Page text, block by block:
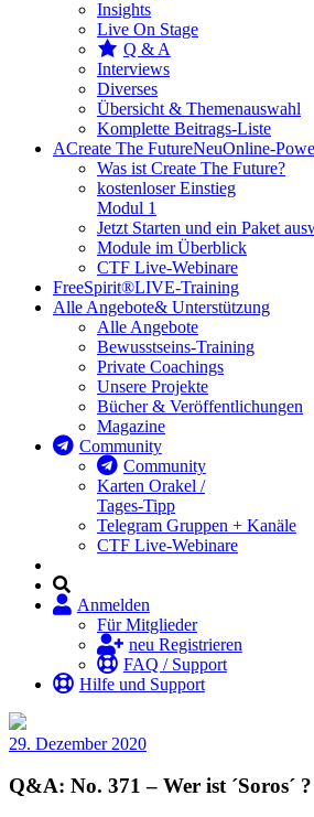
Insights
Live On Stage
Q & A
Interviews
Diverses
Übersicht & Themenauswahl
Komplette Beitrags-Liste
ACreate The FutureNeuOnline-
Was ist Create The Future?
kostenloser Einstieg
Modul 1
Jetzt Starten und ein Paket
Module im Überblick
CTF Live-Webinare
FreeSpirit®LIVE-Training
Alle Angebote& Unterstützung
Alle Angebote
Bewusstseins-Training
Private Coachings
Unsere Projekte
Bücher & Veröffentlichungen
Magazine
Community
Community
Karten Orakel /
Tages-Tipp
Telegram Gruppen + Kanäle
CTF Live-Webinare
Anmelden
Für Mitglieder
neu Registrieren
FAQ / Support
Hilfe und Support
29. Dezember 2020
Q&A: No. 371 – Wer ist ´Soros´ ?